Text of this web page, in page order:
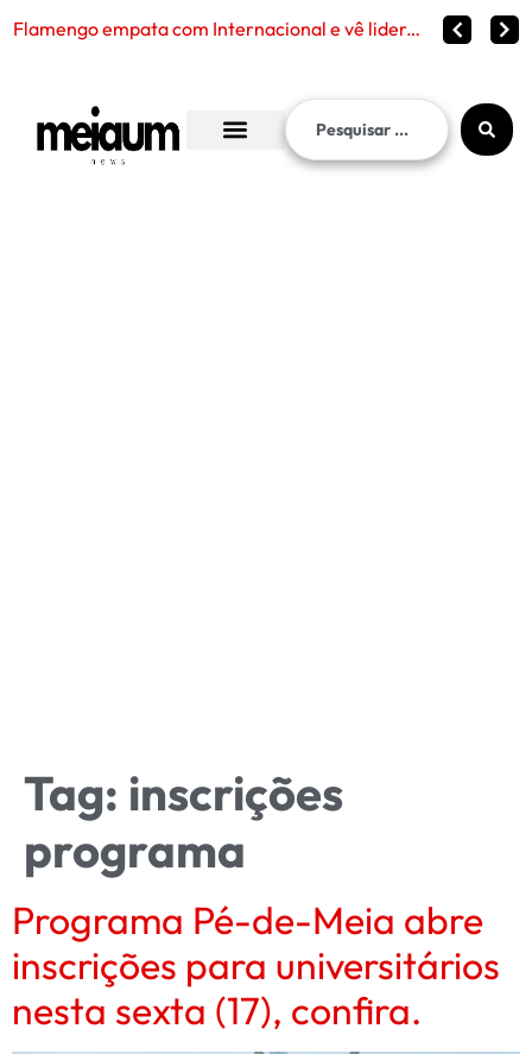
Flamengo empata com Internacional e vê liderança continuar distante no Brasileirão 2026
Tag: inscrições
programa
Programa Pé-de-Meia abre
inscrições para universitários
nesta sexta (17), confira.